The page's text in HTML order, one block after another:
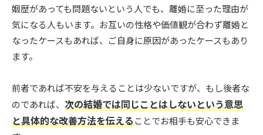
姻歴があっても問題ないという人でも、離婚に至った理由が
気になる人もいます。お互いの性格や価値観が合わず離婚と
なったケースもあれば、ご自身に原因があったケースもあり
ます。
前者であれば不安を与えることは少ないですが、もし後者な
のであれば、 次の結婚では同じことはしないという意思
と具体的な改善方法を伝えることでお相手も安心できま